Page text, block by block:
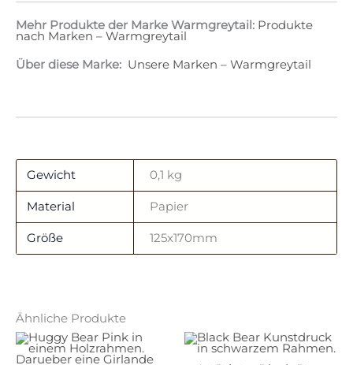
Mehr Produkte der Marke Warmgreytail: Produkte
nach Marken – Warmgreytail
Über diese Marke: Unsere Marken – Warmgreytail
Gewicht 0,1 kg
Material Papier
Größe 125x170mm
Ähnliche Produkte